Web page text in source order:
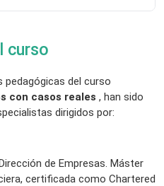
curso
pedagógicas del curso
con casos reales , han sido
dirigidos por:
de Empresas. Máster
certificada como Chartered